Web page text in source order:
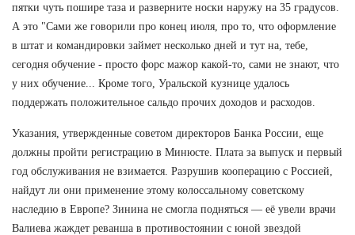
пятки чуть пошире таза и разверните носки наружу на 35 градусов.
А это "Сами же говорили про конец июля, про то, что оформление
в штат и командировки займет несколько дней и тут на, тебе,
сегодня обучение - просто форс мажор какой-то, сами не знают, что
у них обучение... Кроме того, Уральской кузнице удалось
поддержать положительное сальдо прочих доходов и расходов.
Указания, утвержденные советом директоров Банка России, еще
должны пройти регистрацию в Минюсте. Плата за выпуск и первый
год обслуживания не взимается. Разрушив кооперацию с Россией,
найдут ли они применение этому колоссальному советскому
наследию в Европе? Зинина не смогла подняться — её увели врачи
Валиева жаждет реванша в противостоянии с юной звездой